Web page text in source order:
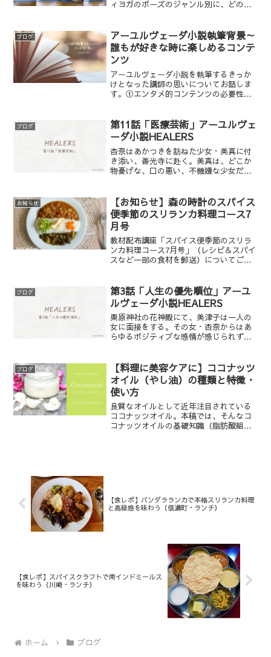
ィヨガのポーズのジャンル別に、どのよ
ブログ
アーユルヴェーダ小説執筆背景～
誰もが好きな時に楽しめるコンテ
ンツ
アーユルヴェーダ小説を執筆するきっか
けとなった講師の思いについてお話しま
す。①エンタメ的コンテンツの必要性②
でました」というお声④アーユルヴェー
ダをストーリーで学んでもらいたい
ブログ
第11話「医療芸術」アーユルヴェ
ーダ小説HEALERS
杏奈はあかつきを訪ねた少女・美真に付
き添い、善光寺に赴く。美真は、どこか
物憂げな、口の悪い、不機嫌な少女だっ
た。アーユルヴェーダは、医者がクライ
アントに命を吹き込むことによって癒し
が達成される医療芸術。しかし、杏奈は
美真の心の傷に気付いても何もできなか
ったと感じ、癒しは達成されなかったと
悔やむのだった。
お知らせ
【お知らせ】森の時計のスパイス
便季節のスリランカ料理コース7
月号
教材配布講座「スパイス便季節のスリラ
ンカ料理コース7月号」（レシピ＆スパイ
スなど一部の食材を郵送）についてご紹
ブログ
第3話「人生の優先順位」アーユ
ルヴェーダ小説HEALERS
栗原神社の花神殿にて、美津子は一人の
女に面接をする。その女・杏奈からはあ
らゆるポジティブな感情が感じられず、
意志は硬かった。美津子は彼女からかす
かなプラーナを感じ、その目に一点のテ
ージャスの光を見るのだった。
ブログ
【料理に美容ケアに】ココナッツ
オイル（やし油）の種類と特徴・
使い方
良質なオイルとして近年注目されている
ココナッツオイル。本稿では、そんなコ
コナッツオイルの基礎知識（脂肪酸組
【食レポ】バンダラランカで本格スリランカ料理
と高級感を味わう（信濃町・ランチ）
【食レポ】スパイスクラフトで南インドミールス
を味わう（川崎・ランチ）
ホーム ブログ